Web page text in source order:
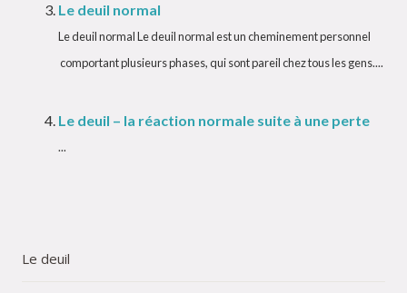
Le deuil normal
Le deuil normal Le deuil normal est un cheminement personnel
comportant plusieurs phases, qui sont pareil chez tous les gens....
Le deuil – la réaction normale suite à une perte
...
Le deuil